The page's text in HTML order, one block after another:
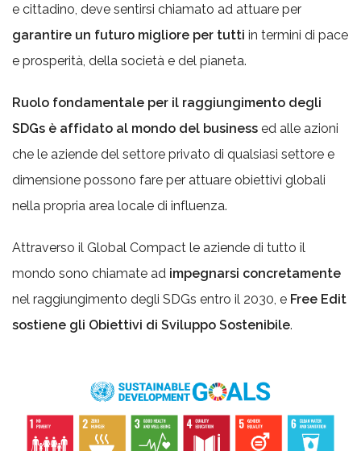
e cittadino, deve sentirsi chiamato ad attuare per
garantire un futuro migliore per tutti in termini di pace
e prosperità, della società e del pianeta.
Ruolo fondamentale per il raggiungimento degli
SDGs è affidato al mondo del business ed alle azioni
che le aziende del settore privato di qualsiasi settore e
dimensione possono fare per attuare obiettivi globali
nella propria area locale di influenza.
Attraverso il Global Compact le aziende di tutto il
mondo sono chiamate ad impegnarsi concretamente
nel raggiungimento degli SDGs entro il 2030, e Free Edit
sostiene gli Obiettivi di Sviluppo Sostenibile.